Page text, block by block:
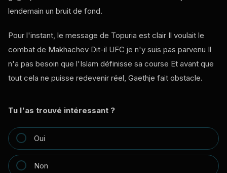
lendemain un bruit de fond.
Pour l'instant, le message de Topuria est clair Il voulait le
combat de Makhachev Dit-il UFC je n'y suis pas parvenu Il
n'a pas besoin que l'Islam définisse sa course Et avant que
tout cela ne puisse redevenir réel, Gaethje fait obstacle.
Tu l'as trouvé intéressant ?
Oui
Non